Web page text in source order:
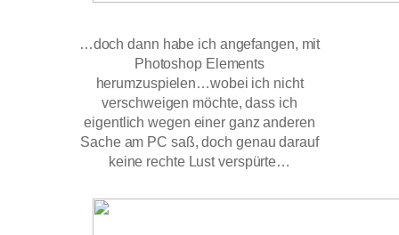
…doch dann habe ich angefangen, mit
Photoshop Elements
herumzuspielen…wobei ich nicht
verschweigen möchte, dass ich
eigentlich wegen einer ganz anderen
Sache am PC saß, doch genau darauf
keine rechte Lust verspürte…